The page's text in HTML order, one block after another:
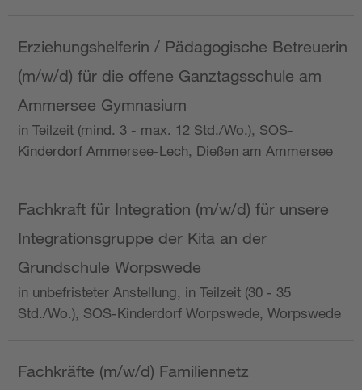
Erziehungshelferin / Pädagogische Betreuerin
(m/w/d) für die offene Ganztagsschule am
Ammersee Gymnasium
in Teilzeit (mind. 3 - max. 12 Std./Wo.), SOS-
Kinderdorf Ammersee-Lech, Dießen am Ammersee
Fachkraft für Integration (m/w/d) für unsere
Integrationsgruppe der Kita an der
Grundschule Worpswede
in unbefristeter Anstellung, in Teilzeit (30 - 35
Std./Wo.), SOS-Kinderdorf Worpswede, Worpswede
Fachkräfte (m/w/d) Familiennetz